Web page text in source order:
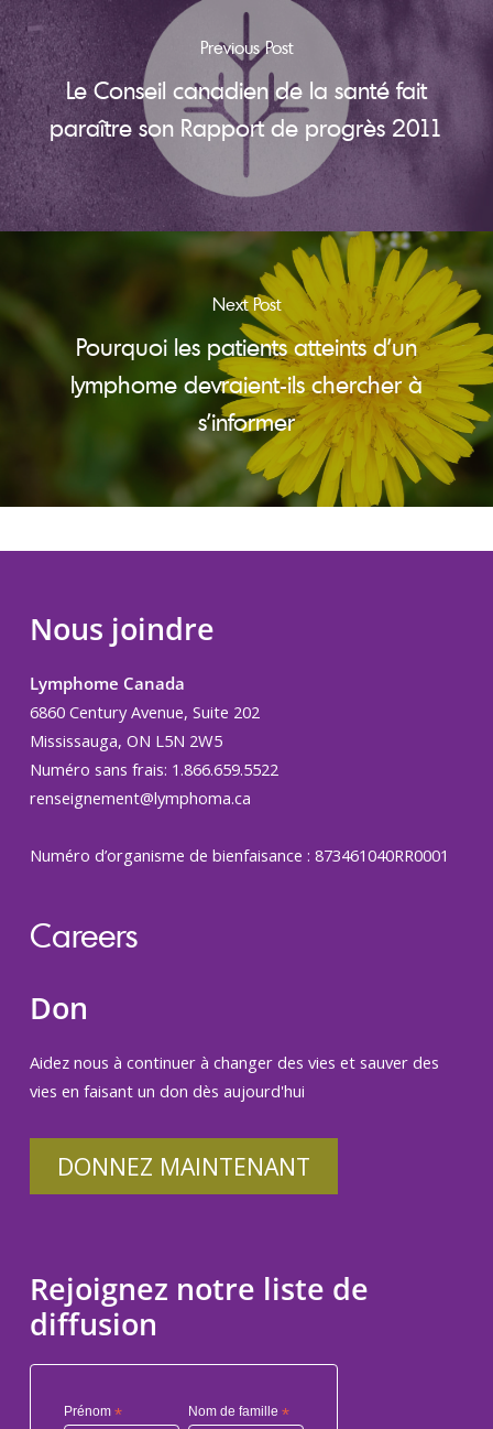
Previous Post
Le Conseil canadien de la santé fait
paraître son Rapport de progrès 2011
Next Post
Pourquoi les patients atteints d’un
lymphome devraient-ils chercher à
s’informer
Nous joindre
Lymphome Canada
6860 Century Avenue, Suite 202
Mississauga, ON L5N 2W5
Numéro sans frais: 1.866.659.5522
renseignement@lymphoma.ca
Numéro d’organisme de bienfaisance : 873461040RR0001
Careers
Don
Aidez nous à continuer à changer des vies et sauver des
vies en faisant un don dès aujourd'hui
DONNEZ MAINTENANT
Rejoignez notre liste de
diffusion
Prénom * Nom de famille*